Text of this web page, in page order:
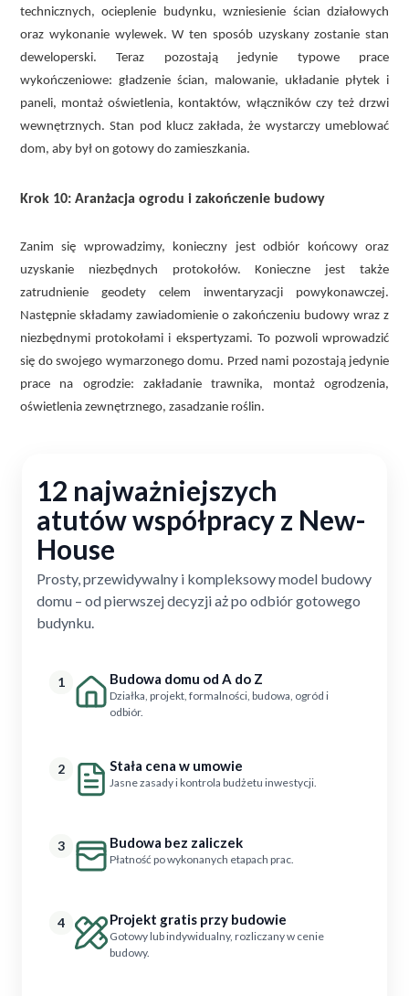
technicznych, ocieplenie budynku, wzniesienie ścian działowych
oraz wykonanie wylewek. W ten sposób uzyskany zostanie stan
deweloperski. Teraz pozostają jedynie typowe prace
wykończeniowe: gładzenie ścian, malowanie, układanie płytek i
paneli, montaż oświetlenia, kontaktów, włączników czy też drzwi
wewnętrznych. Stan pod klucz zakłada, że wystarczy umeblować
dom, aby był on gotowy do zamieszkania.
Krok 10: Aranżacja ogrodu i zakończenie budowy
Zanim się wprowadzimy, konieczny jest odbiór końcowy oraz
uzyskanie niezbędnych protokołów. Konieczne jest także
zatrudnienie geodety celem inwentaryzacji powykonawczej.
Następnie składamy zawiadomienie o zakończeniu budowy wraz z
niezbędnymi protokołami i ekspertyzami. To pozwoli wprowadzić
się do swojego wymarzonego domu. Przed nami pozostają jedynie
prace na ogrodzie: zakładanie trawnika, montaż ogrodzenia,
oświetlenia zewnętrznego, zasadzanie roślin.
12 najważniejszych
atutów współpracy z New-
House
Prosty, przewidywalny i kompleksowy model budowy
domu – od pierwszej decyzji aż po odbiór gotowego
budynku.
1 Budowa domu od A do Z
Działka, projekt, formalności, budowa, ogród i
odbiór.
2 Stała cena w umowie
Jasne zasady i kontrola budżetu inwestycji.
3 Budowa bez zaliczek
Płatność po wykonanych etapach prac.
4 Projekt gratis przy budowie
Gotowy lub indywidualny, rozliczany w cenie
budowy.